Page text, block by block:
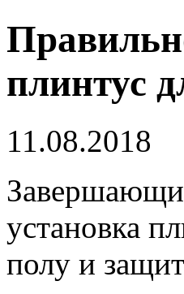
плинтус
11.08.2018
установка
полу и